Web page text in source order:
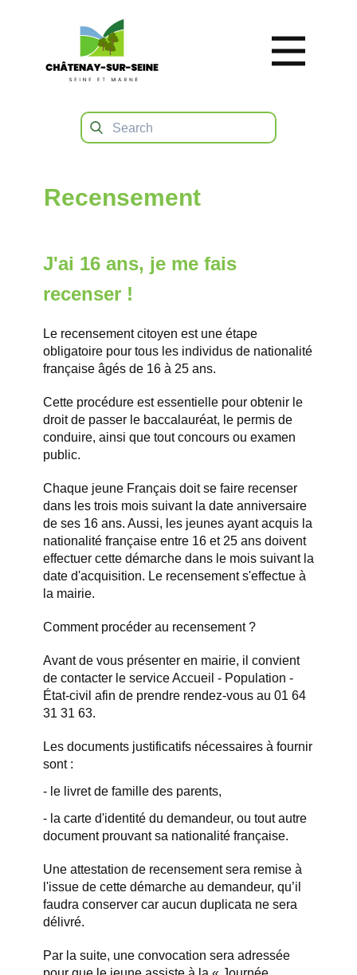
Recensement
J'ai 16 ans, je me fais
recenser !
Le recensement citoyen est une étape
obligatoire pour tous les individus de nationalité
française âgés de 16 à 25 ans.
Cette procédure est essentielle pour obtenir le
droit de passer le baccalauréat, le permis de
conduire, ainsi que tout concours ou examen
public.
Chaque jeune Français doit se faire recenser
dans les trois mois suivant la date anniversaire
de ses 16 ans. Aussi, les jeunes ayant acquis la
nationalité française entre 16 et 25 ans doivent
effectuer cette démarche dans le mois suivant la
date d'acquisition. Le recensement s'effectue à
la mairie.
Comment procéder au recensement ?
Avant de vous présenter en mairie, il convient
de contacter le service Accueil - Population -
État-civil afin de prendre rendez-vous au 01 64
31 31 63.
Les documents justificatifs nécessaires à fournir
sont :
- le livret de famille des parents,
- la carte d'identité du demandeur, ou tout autre
document prouvant sa nationalité française.
Une attestation de recensement sera remise à
l'issue de cette démarche au demandeur, qu’il
faudra conserver car aucun duplicata ne sera
délivré.
Par la suite, une convocation sera adressée